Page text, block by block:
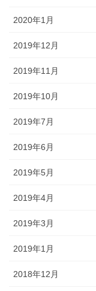
2020年1月
2019年12月
2019年11月
2019年10月
2019年7月
2019年6月
2019年5月
2019年4月
2019年3月
2019年1月
2018年12月